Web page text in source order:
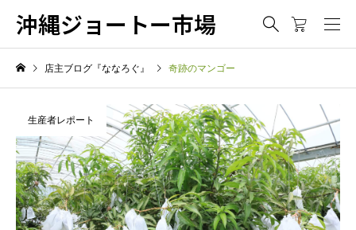
沖縄ジョートー市場
店主ブログ『ななろぐ』 奇跡のマンゴー
生産者レポート